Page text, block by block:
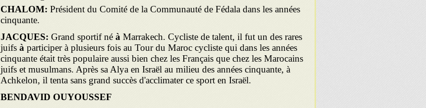
CHALOM: Président du Comité de la Communauté de Fédala dans les années
cinquante.
JACQUES: Grand sportif né à Marrakech. Cycliste de talent, il fut un des rares
juifs à participer à plusieurs fois au Tour du Maroc cycliste qui dans les années
cinquante était très populaire aussi bien chez les Français que chez les Marocains
juifs et musulmans. Après sa Alya en Israël au milieu des années cinquante, à
Achkelon, il tenta sans grand succès d'acclimater ce sport en Israël.
BENDAVID OUYOUSSEF